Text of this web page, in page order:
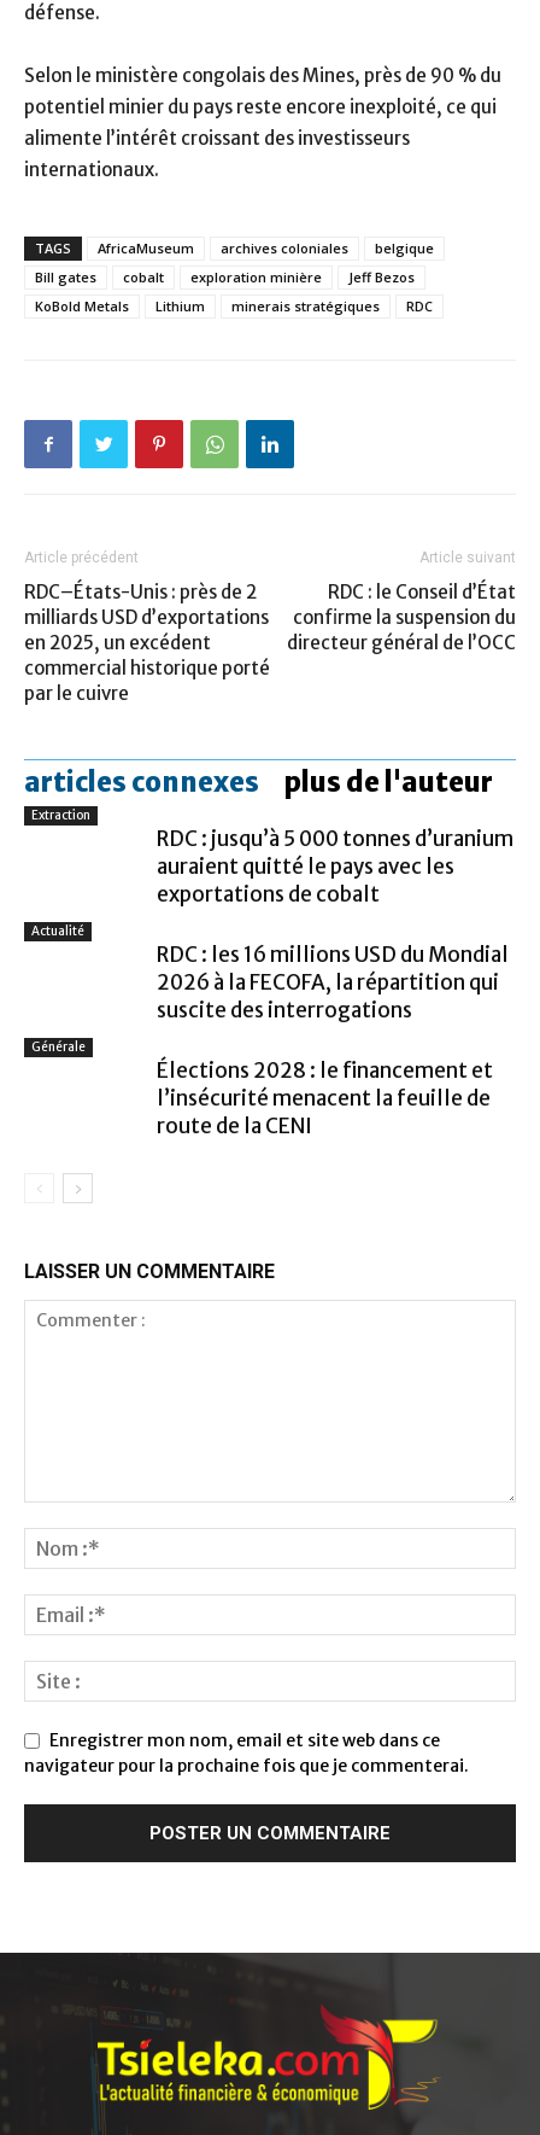
défense.
Selon le ministère congolais des Mines, près de 90 % du
potentiel minier du pays reste encore inexploité, ce qui
alimente l’intérêt croissant des investisseurs
internationaux.
TAGS AfricaMuseum archives coloniales
belgique
Bill gates
cobalt exploration minière
Jeff Bezos
KoBold Metals
Lithium minerais stratégiques RDC
Article précédent
RDC–États-Unis : près de 2
milliards USD d’exportations
en 2025, un excédent
commercial historique porté
par le cuivre
Article suivant
RDC : le Conseil d’État
confirme la suspension du
directeur général de l’OCC
articles connexes plus de l'auteur
Extraction
RDC : jusqu’à 5 000 tonnes d’uranium
auraient quitté le pays avec les
exportations de cobalt
Actualité
RDC : les 16 millions USD du Mondial
2026 à la FECOFA, la répartition qui
suscite des interrogations
Générale
Élections 2028 : le financement et
l’insécurité menacent la feuille de
route de la CENI
LAISSER UN COMMENTAIRE
Enregistrer mon nom, email et site web dans ce
navigateur pour la prochaine fois que je commenterai.